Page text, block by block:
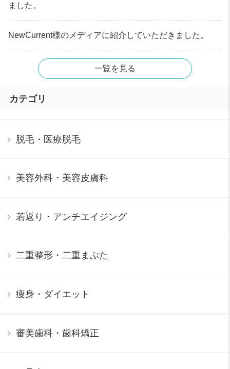
ました。
NewCurrent様のメディアに紹介していただきました。
一覧を見る
カテゴリ
脱毛・医療脱毛
美容外科・美容皮膚科
若返り・アンチエイジング
二重整形・二重まぶた
痩身・ダイエット
審美歯科・歯科矯正